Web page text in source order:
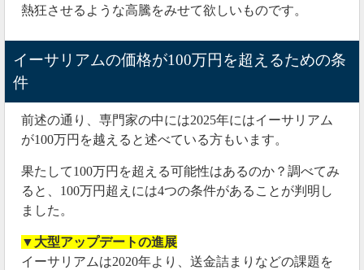
熱狂させるような高騰をみせて欲しいものです。
イーサリアムの価格が100万円を超えるための条
件
前述の通り、専門家の中には2025年にはイーサリアム
が100万円を越えると述べている方もいます。
果たして100万円を超える可能性はあるのか？調べてみ
ると、100万円超えには4つの条件があることが判明し
ました。
▼大型アップデートの進展
イーサリアムは2020年より、送金詰まりなどの課題を